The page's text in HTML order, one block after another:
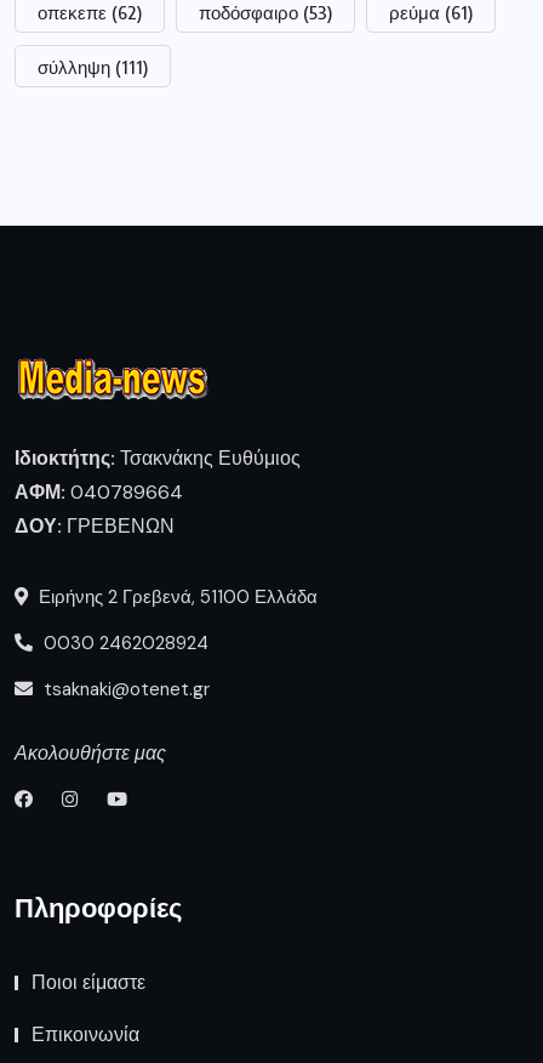
οπεκεπε (62) ποδόσφαιρο (53) ρεύμα (61)
σύλληψη (111)
Ιδιοκτήτης: Τσακνάκης Ευθύμιος
ΑΦΜ: 040789664
ΔΟΥ: ΓΡΕΒΕΝΩΝ
Ειρήνης 2 Γρεβενά, 51100 Ελλάδα
0030 2462028924
tsaknaki@otenet.gr
Ακολουθήστε μας
Πληροφορίες
Ποιοι είμαστε
Επικοινωνία